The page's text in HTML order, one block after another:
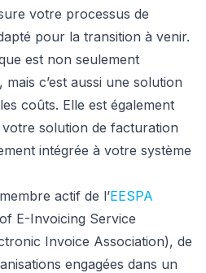
votre processus de
pour la transition à venir.
est non seulement
c’est aussi une solution
coûts. Elle est également
solution de facturation
intégrée à votre système
actif de l’EESPA
E-Invoicing Service
Invoice Association), de
engagées dans un